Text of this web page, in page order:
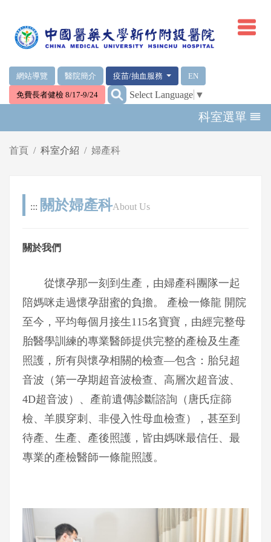
網站導覽 醫院簡介 疫苗/抽血服務 EN
免費長者健檢 8/17-9/24 ::: Select Language ▼
科室選單
首頁 科室介紹 婦產科
::: 關於婦產科About Us
關於我們
從懷孕那一刻到生產，由婦產科團隊一起
陪媽咪走過懷孕甜蜜的負擔。 產檢一條龍 開院
至今，平均每個月接生115名寶寶，由經完整母
胎醫學訓練的專業醫師提供完整的產檢及生產
照護，所有與懷孕相關的檢查—包含：胎兒超
音波（第一孕期超音波檢查、高層次超音波、
4D超音波）、產前遺傳診斷諮詢（唐氏症篩
檢、羊膜穿刺、非侵入性母血檢查），甚至到
待產、生產、產後照護，皆由媽咪最信任、最
專業的產檢醫師一條龍照護。